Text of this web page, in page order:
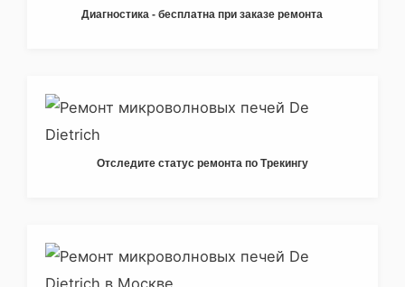
Диагностика - бесплатна при заказе ремонта
Отследите статус ремонта по Трекингу